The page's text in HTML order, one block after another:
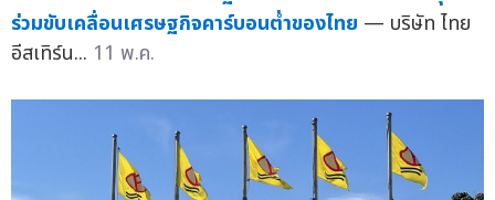
ร่วมขับเคลื่อนเศรษฐกิจคาร์บอนต่ำของไทย — บริษัท ไทย
อีสเทิร์น... 11 พ.ค.